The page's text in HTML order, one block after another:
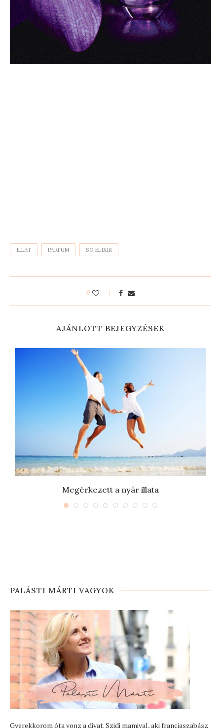
ILLAT PARFÜM SO ELIXIR
0
AJÁNLOTT BEJEGYZÉSEK
Megérkezett a nyár illata
PALÁSTI MÁRTI VAGYOK
Gyerekkorom óta vonz a divat. Szidi mamival, aki franciaszabász